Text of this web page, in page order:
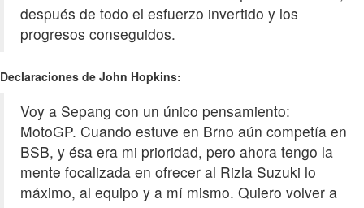
después de todo el esfuerzo invertido y los
progresos conseguidos.
Declaraciones de John Hopkins:
Voy a Sepang con un único pensamiento:
MotoGP. Cuando estuve en Brno aún competía en
BSB, y ésa era mi prioridad, pero ahora tengo la
mente focalizada en ofrecer al Rizla Suzuki lo
máximo, al equipo y a mí mismo. Quiero volver a